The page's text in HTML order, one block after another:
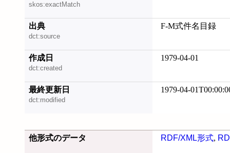
skos:exactMatch
出典
dct:source
F-M式件名目録
作成日
dct:created
1979-04-01
最終更新日
dct:modified
1979-04-
他形式のデータ RDF/XML形式,